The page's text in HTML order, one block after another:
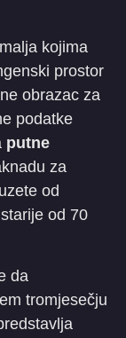
kojima
prostor
obrazac za
podatke
putne
za
od
od 70
da
tromjesečju